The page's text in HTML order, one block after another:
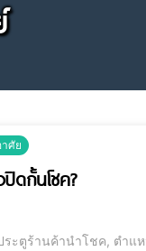
ศัย
ดกั้นโชค?